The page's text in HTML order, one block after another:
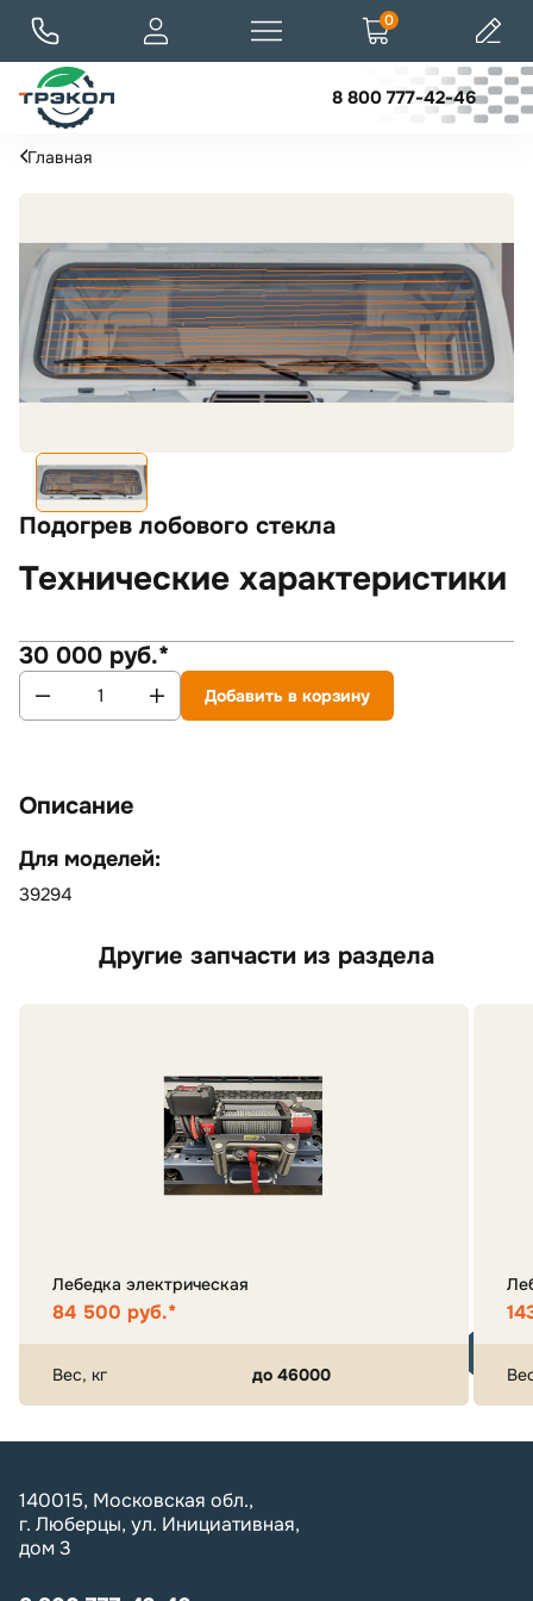
8 800 777-42-46
0
Главная
Подогрев лобового стекла
Технические характеристики
30 000 руб.*
Добавить в корзину
Описание
Для моделей:
39294
Другие запчасти из раздела
Лебедка электрическая
84 500 руб.*
Вес, кг до 46000
140015, Московская обл.,
г. Люберцы, ул. Инициативная,
дом 3